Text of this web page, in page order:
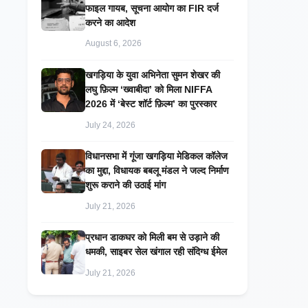
फाइल गायब, सूचना आयोग का FIR दर्ज
करने का आदेश
August 6, 2026
खगड़िया के युवा अभिनेता सुमन शेखर की
लघु फ़िल्म ‘ख्वाबीदा’ को मिला NIFFA
2026 में ‘बेस्ट शॉर्ट फ़िल्म’ का पुरस्कार
July 24, 2026
विधानसभा में गूंजा खगड़िया मेडिकल कॉलेज
का मुद्दा, विधायक बबलू मंडल ने जल्द निर्माण
शुरू कराने की उठाई मांग
July 21, 2026
प्रधान डाकघर को मिली बम से उड़ाने की
धमकी, साइबर सेल खंगाल रही संदिग्ध ईमेल
July 21, 2026